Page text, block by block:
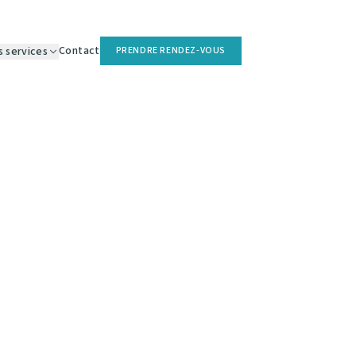
services Contact PRENDRE RENDEZ-VOUS